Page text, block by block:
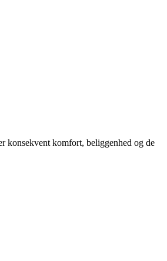
konsekvent komfort, beliggenhed og de